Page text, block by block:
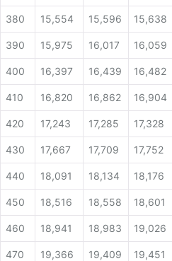
380 15,554 15,596 15,638
390 15,975 16,017 16,059
400 16,397 16,439 16,482
410 16,820 16,862 16,904
420 17,243 17,285 17,328
430 17,667 17,709 17,752
440 18,091 18,134 18,176
450 18,516 18,558 18,601
460 18,941 18,983 19,026
470 19,366 19,409 19,451